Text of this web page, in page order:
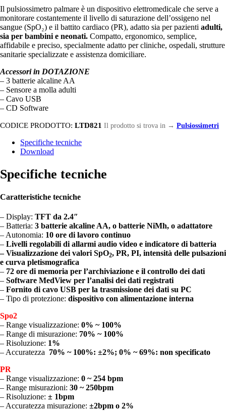
Il pulsiossimetro palmare è un dispositivo elettromedicale che serve a
monitorare costantemente il livello di saturazione dell’ossigeno nel
sangue (SpO₂) e il battito cardiaco (PR), adatto sia per pazienti adulti,
sia per bambini e neonati. Compatto, ergonomico, semplice,
affidabile e preciso, specialmente adatto per cliniche, ospedali, strutture
sanitarie specializzate e assistenza domiciliare.
Accessori in DOTAZIONE
– 3 batterie alcaline AA
– Sensore a molla adulti
– Cavo USB
– CD Software
CODICE PRODOTTO: LTD821 Il prodotto si trova in → Pulsiossimetri
Specifiche tecniche
Download
Specifiche tecniche
Caratteristiche tecniche
– Display: TFT da 2.4″
– Batteria: 3 batterie alcaline AA, o batterie NiMh, o adattatore
– Autonomia: 10 ore di lavoro continuo
– Livelli regolabili di allarmi audio video e indicatore di batteria
– Visualizzazione dei valori SpO2, PR, PI, intensità delle pulsazioni
e curva pletismografica
– 72 ore di memoria per l’archiviazione e il controllo dei dati
– Software MedView per l’analisi dei dati registrati
– Fornito di cavo USB per la trasmissione dei dati su PC
– Tipo di protezione: dispositivo con alimentazione interna
Spo2
– Range visualizzazione: 0% ~ 100%
– Range di misurazione: 70% ~ 100%
– Risoluzione: 1%
– Accuratezza 70% ~ 100%: ±2%; 0% ~ 69%: non specificato
PR
– Range visualizzazione: 0 ~ 254 bpm
– Range misurazioni: 30 ~250bpm
– Risoluzione: ± 1bpm
– Accuratezza misurazione: ±2bpm o 2%